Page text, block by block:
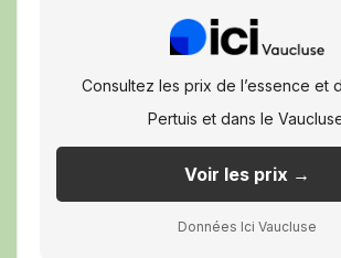
Consultez les prix de l’essence et
Pertuis et dans le
Voir les prix →
Données Ici Vaucluse